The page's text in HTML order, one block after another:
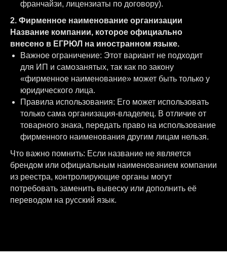
франчайзи, лицензиаты по договору).
2. Фирменное наименование организации
Название компании, которое официально
внесено в ЕГРЮЛ на иностранном языке.
Важное ограничение: Этот вариант не подходит
для ИП и самозанятых, так как по закону
«фирменное наименование» может быть только у
юридического лица.
Правила использования: Его может использовать
только сама организация-владелец. В отличие от
товарного знака, передать право на использование
фирменного наименования другим лицам нельзя.
Что важно помнить: Если название не является
брендом или официальным наименованием компании
из реестра, контролирующие органы могут
потребовать заменить вывеску или дополнить её
переводом на русский язык.